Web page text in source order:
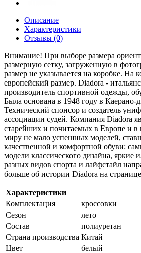
Описание
Характеристики
Отзывы (0)
Внимание! При выборе размера
размерную сетку, загруженную в
размер не указывается на коробке. На
европейский размер. Diadora -
производитель спортивной одежды,
Была основана в 1948 году в
Технический спонсор и создатель
ассоциации судей. Компания Diadora
старейших и почитаемых в Европе и в
миру не мало успешных моделей,
качественной и комфортной обуви:
модели классического дизайна, яркие
разных видов спорта и лайфстайл
больше об истории Diadora на
Характеристики
Комплектация
кроссовки
Сезон
лето
Состав
полиуретан
Страна производства Китай
Цвет
белый